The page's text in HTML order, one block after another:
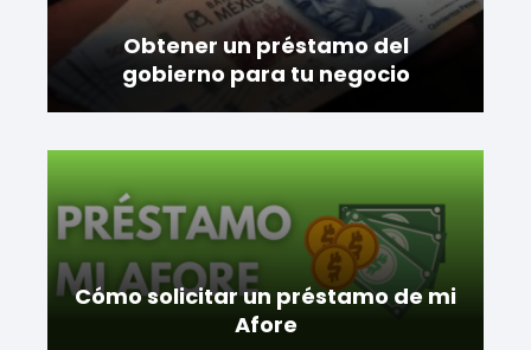
Obtener un préstamo del
gobierno para tu negocio
Cómo solicitar un préstamo de mi
Afore